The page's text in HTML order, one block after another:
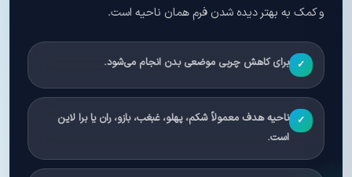
و کمک به بهتر دیده شدن فرم همان ناحیه است.
✓ برای کاهش چربی موضعی بدن انجام می‌شود.
✓
ناحیه هدف معمولاً شکم، پهلو، غبغب، بازو، ران یا برا لاین
است.